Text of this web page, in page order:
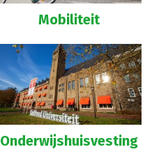
Mobiliteit
Onderwijshuisvesting